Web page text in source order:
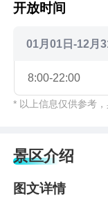
开放时间
01月01日-12月
8:00-22:00
* 以上信息仅供参考
景区介绍
图文详情